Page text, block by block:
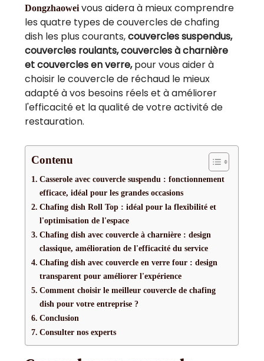
Dongzhaoweivous aidera à mieux comprendre
les quatre types de couvercles de chafing
dish les plus courants,couvercles suspendus,
couvercles roulants, couvercles à charnière
et couvercles en verre,pour vous aider à
choisir le couvercle de réchaud le mieux
adapté à vos besoins réels et à améliorer
l'efficacité et la qualité de votre activité de
restauration.
Contenu
Casserole avec couvercle suspendu : fonctionnement
efficace, idéal pour les grandes occasions
Chafing dish Roll Top : idéal pour la flexibilité et
l'optimisation de l'espace
Chafing dish avec couvercle à charnière : design
classique, amélioration de l'efficacité du service
Chafing dish avec couvercle en verre four : design
transparent pour améliorer l'expérience
Comment choisir le meilleur couvercle de chafing
dish pour votre entreprise ?
Conclusion
Consulter nos experts